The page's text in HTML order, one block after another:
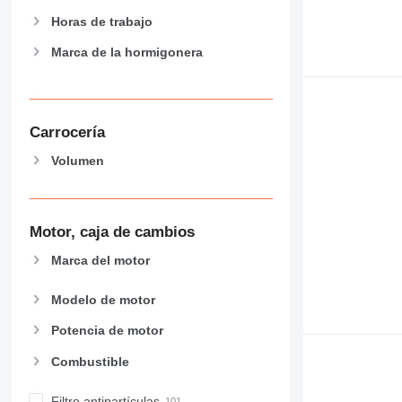
Horas de trabajo
Marca de la hormigonera
Carrocería
Volumen
Motor, caja de cambios
Marca del motor
Modelo de motor
Potencia de motor
Combustible